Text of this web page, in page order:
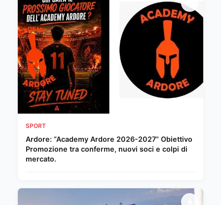
SPORT
Ardore: “Academy Ardore 2026-2027” Obiettivo
Promozione tra conferme, nuovi soci e colpi di
mercato.